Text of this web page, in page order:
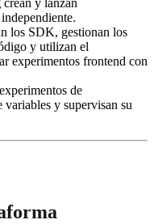
crean y lanzan
los SDK, gestionan los
y utilizan el
experimentos frontend con
de
y supervisan su